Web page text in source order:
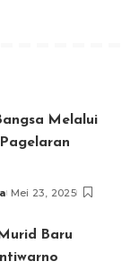
Melalui
Mei 23, 2025
Baru